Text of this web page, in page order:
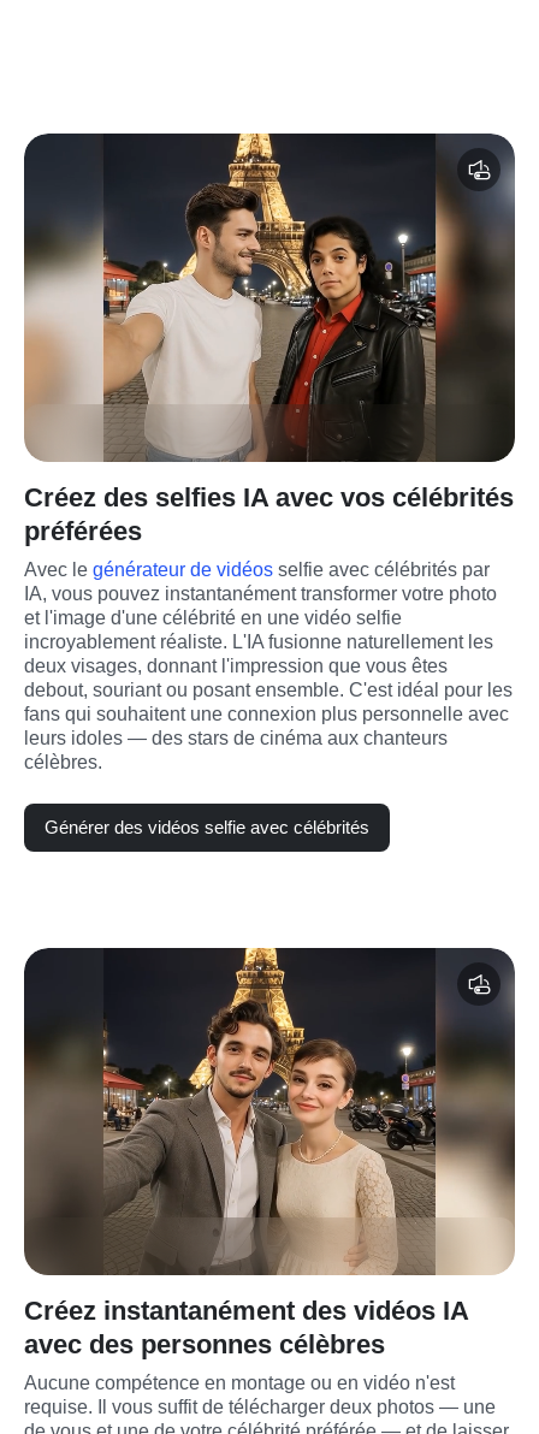
Créez des selfies IA avec vos célébrités
préférées
Avec le générateur de vidéos selfie avec célébrités par
IA, vous pouvez instantanément transformer votre photo
et l'image d'une célébrité en une vidéo selfie
incroyablement réaliste. L'IA fusionne naturellement les
deux visages, donnant l'impression que vous êtes
debout, souriant ou posant ensemble. C'est idéal pour les
fans qui souhaitent une connexion plus personnelle avec
leurs idoles — des stars de cinéma aux chanteurs
célèbres.
Générer des vidéos selfie avec célébrités
Créez instantanément des vidéos IA
avec des personnes célèbres
Aucune compétence en montage ou en vidéo n'est
requise. Il vous suffit de télécharger deux photos — une